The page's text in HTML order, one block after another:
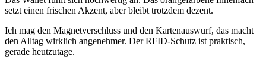
setzt einen frischen Akzent, aber bleibt trotzdem dezent.
Ich mag den Magnetverschluss und den Kartenauswurf, das macht
den Alltag wirklich angenehmer. Der RFID-Schutz ist praktisch,
gerade heutzutage.